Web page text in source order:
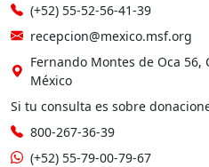
(+52) 55-52-56-41-39
recepcion@mexico.msf.org
Fernando Montes de Oca 56,
México
Si tu consulta es sobre
800-267-36-39
(+52) 55-79-00-79-67